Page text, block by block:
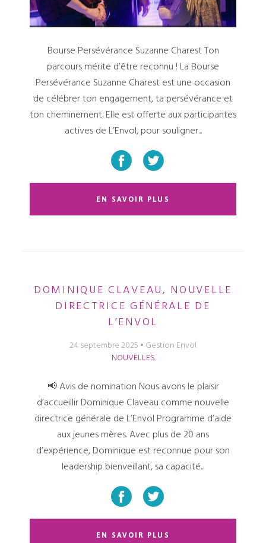
Bourse Persévérance Suzanne Charest Ton
parcours mérite d’être reconnu ! La Bourse
Persévérance Suzanne Charest est une occasion
de célébrer ton engagement, ta persévérance et
ton cheminement. Elle est offerte aux participantes
actives de L’Envol, pour souligner...
EN SAVOIR PLUS
DOMINIQUE CLAVEAU, NOUVELLE
DIRECTRICE GÉNÉRALE DE
L’ENVOL
24 septembre 2025
Gestion Envol
NOUVELLES
📢 Avis de nomination Nous avons le plaisir
d’accueillir Dominique Claveau comme nouvelle
directrice générale de L’Envol Programme d’aide
aux jeunes mères. Avec plus de 20 ans
d’expérience, Dominique est reconnue pour son
leadership bienveillant, sa capacité...
EN SAVOIR PLUS